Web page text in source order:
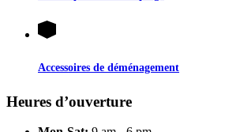
Accessoires de déménagement
Heures d’ouverture